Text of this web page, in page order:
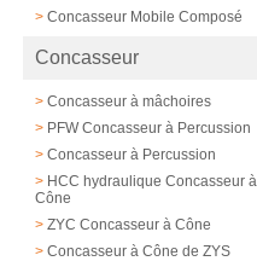
>Concasseur Mobile Composé
Concasseur
>Concasseur à mâchoires
> PFW Concasseur à Percussion
>Concasseur à Percussion
> HCC hydraulique Concasseur à
Cône
>ZYC Concasseur à Cône
>Concasseur à Cône de ZYS